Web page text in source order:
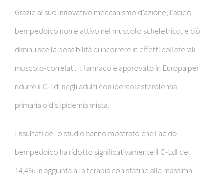
Grazie al suo innovativo meccanismo d’azione, l’acido
bempedoico non è attivo nel muscolo scheletrico, e ciò
diminuisce la possibilità di incorrere in effetti collaterali
muscolo-correlati. Il farmaco è approvato in Europa per
ridurre il C-Ldl negli adulti con ipercolesterolemia
primaria o dislipidemia mista.
I risultati dello studio hanno mostrato che l’acido
bempedoico ha ridotto significativamente il C-Ldl del
14,4% in aggiunta alla terapia con statine alla massima